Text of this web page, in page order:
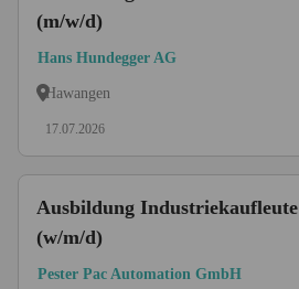
(m/w/d)
Hans Hundegger AG
Hawangen
17.07.2026
Ausbildung Industriekaufleute
(w/m/d)
Pester Pac Automation GmbH